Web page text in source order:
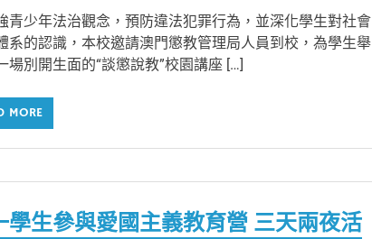
青少年法治觀念，預防違法犯罪行為，並深化學生對社會
系的認識，本校邀請澳門懲教管理局人員到校，為學生舉
場別開生面的“談懲說教”校園講座 […]
MORE
學生參與愛國主義教育營 三天兩夜活